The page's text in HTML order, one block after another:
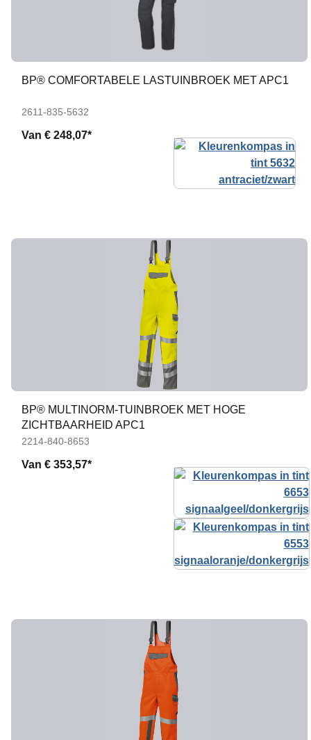
BP® COMFORTABELE LASTUINBROEK MET APC1
2611-835-5632
Van € 248,07*
BP® MULTINORM-TUINBROEK MET HOGE
ZICHTBAARHEID APC1
2214-840-8653
Van € 353,57*